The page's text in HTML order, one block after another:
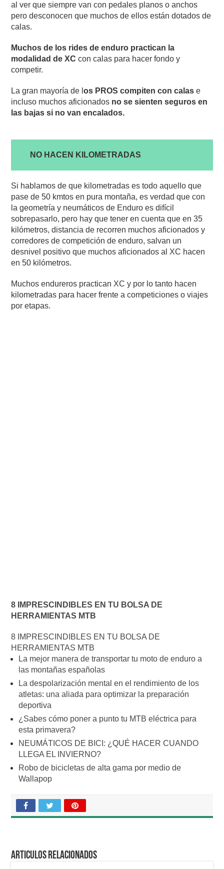
al ver que siempre van con pedales planos o anchos
pero desconocen que muchos de ellos están dotados de
calas.
Muchos de los rides de enduro practican la
modalidad de XC con calas para hacer fondo y
competir.
La gran mayoría de los PROS compiten con calase
incluso muchos aficionados no se sienten seguros en
las bajas si no van encalados.
NO HACEN KILOMETRADAS
Si hablamos de que kilometradas es todo aquello que
pase de 50 kmtos en pura montaña, es verdad que con
la geometría y neumáticos de Enduro es difícil
sobrepasarlo, pero hay que tener en cuenta que en 35
kilómetros, distancia de recorren muchos aficionados y
corredores de competición de enduro, salvan un
desnivel positivo que muchos aficionados al XC hacen
en 50 kilómetros.
Muchos endureros practican XC y por lo tanto hacen
kilometradas para hacer frente a competiciones o viajes
por etapas.
8 IMPRESCINDIBLES EN TU BOLSA DE
HERRAMIENTAS MTB
8 IMPRESCINDIBLES EN TU BOLSA DE
HERRAMIENTAS MTB
La mejor manera de transportar tu moto de enduro a
las montañas españolas
La despolarización mental en el rendimiento de los
atletas: una aliada para optimizar la preparación
deportiva
¿Sabes cómo poner a punto tu MTB eléctrica para
esta primavera?
NEUMÁTICOS DE BICI: ¿QUÉ HACER CUANDO
LLEGA EL INVIERNO?
Robo de bicicletas de alta gama por medio de
Wallapop
Articulos relacionados